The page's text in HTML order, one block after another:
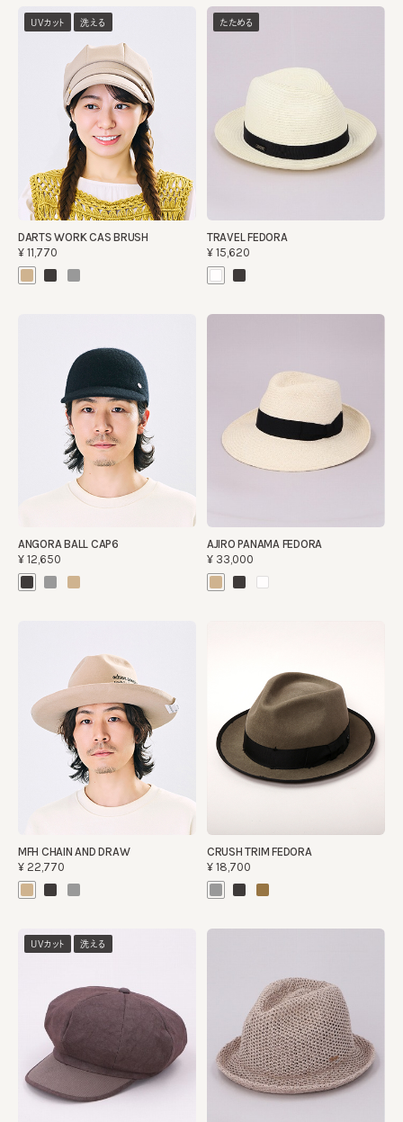
UVカット 洗える
DARTS WORK CAS BRUSH
¥11,770
たためる
TRAVEL FEDORA
¥15,620
ANGORA BALL CAP6
¥12,650
AJIRO PANAMA FEDORA
¥33,000
MFH CHAIN AND DRAW
¥22,770
CRUSH TRIM FEDORA
¥18,700
UVカット 洗える